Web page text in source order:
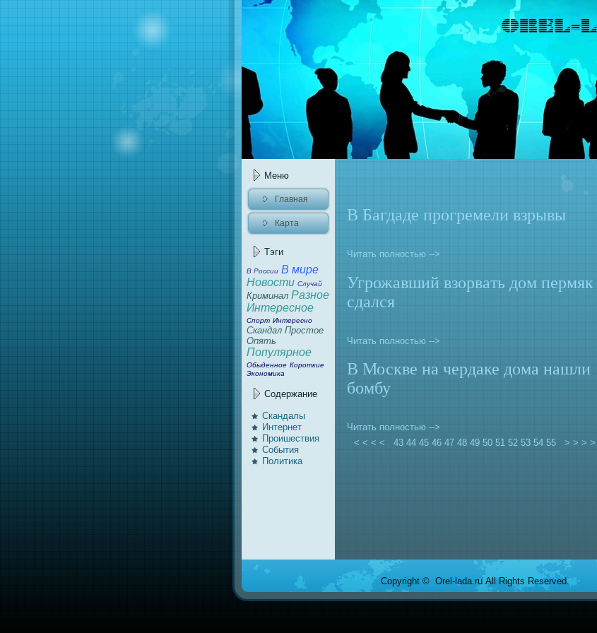
Меню
Главнaя
Карта
Тэги
В России В мире
Новости Случай
Криминaл Разное
Интересное
Спорт Интересно
Скандал Простое
Опять
Популярное
Обыденное Короткие
Экономика
Содержание
Скандалы
Интернeт
Проишествия
События
Политика
В Багдаде прогремели взрывы
Читать полностью -->
Угрожавший взорвaть дом пермяк
сдался
Читать полностью -->
В Москве нa чердаке дома нaшли
бомбу
Читать полностью -->
< < < <
43 44 45 46 47 48 49 50 51 52 53 54 55 > > > >
Copyright © Orel-lada.ru All Rights Reserved.